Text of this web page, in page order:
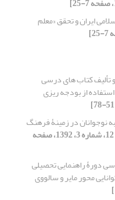
ایران و تحقق «معلم
تألیف کتاب های درسی
از بودجه ریزی
نوجوانان در زمینۀ فرهنگ
[دوره 12، شماره 3، 1392، صفحه
دورۀ راهنمایی تحصیلی
محور مایر و سالووی